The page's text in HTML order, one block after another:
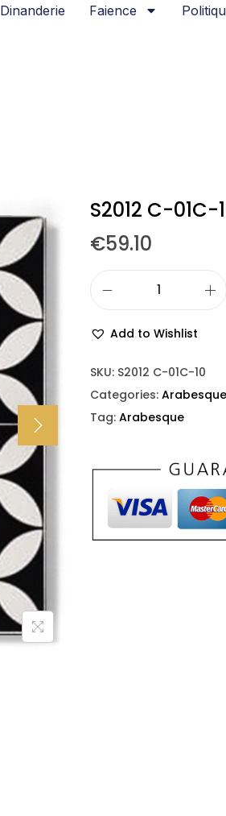
Dinanderie Faience
S2012 C-01C-
€59.10
Add to Wishlist
SKU: S2012 C-01C-10
Categories: Arabesque
Tag: Arabesque